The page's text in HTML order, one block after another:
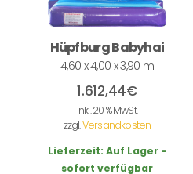
Hüpfburg Babyhai
4,60 x 4,00 x 3,90 m
1.612,44€
inkl. 20 % MwSt.
zzgl.Versandkosten
Lieferzeit: Auf Lager -
sofort verfügbar